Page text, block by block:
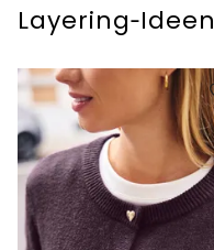
Layering‑Ideen